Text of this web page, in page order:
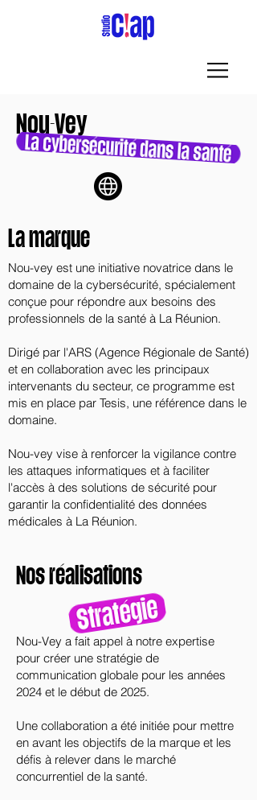
Nou-Vey
La marque
Nou-vey est une initiative novatrice dans le
domaine de la cybersécurité, spécialement
conçue pour répondre aux besoins des
professionnels de la santé à La Réunion.
Dirigé par l'ARS (Agence Régionale de Santé)
et en collaboration avec les principaux
intervenants du secteur, ce programme est
mis en place par Tesis, une référence dans le
domaine.
Nou-vey vise à renforcer la vigilance contre
les attaques informatiques et à faciliter
l'accès à des solutions de sécurité pour
garantir la confidentialité des données
médicales à La Réunion.
Nos réalisations
Nou-Vey a fait appel à notre expertise
pour créer une stratégie de
communication globale pour les années
2024 et le début de 2025.
Une collaboration a été initiée pour mettre
en avant les objectifs de la marque et les
défis à relever dans le marché
concurrentiel de la santé.